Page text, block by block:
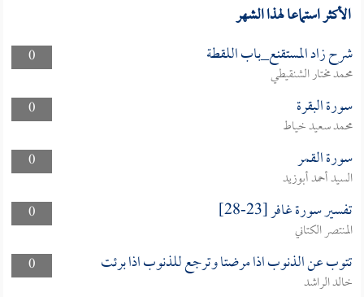
الأكثر استماعا لهذا الشهر
0 شرح زاد المستقنع_باب اللقطة
محمد مختار الشنقيطي
0
سورة البقرة
محمد سعيد خياط
0
سورة القمر
السيد أحمد أبوزيد
0
تفسير سورة غافر [23-28]
المنتصر الكتاني
0
تتوب عن الذنوب اذا مرضتا وترجع للذنوب اذا برئت
خالد الراشد